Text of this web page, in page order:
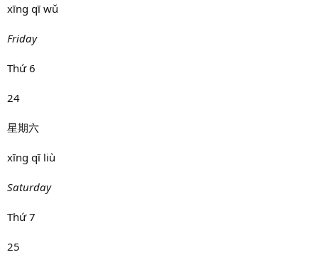
xīng qī wǔ
Friday
Thứ 6
24
星期六
xīng qī liù
Saturday
Thứ 7
25